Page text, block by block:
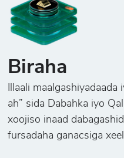
Biraha
Illaali maalgashiyadaada
ah” sida Dabahka iyo
xoojiso inaad
fursadaha ganacsiga